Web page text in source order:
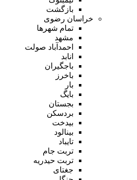
بازگشت
خراسان رضوی
تمام شهر‌ها
مشهد
احمدآباد صولت
انابد
باجگیران
باخرز
بار
بایگ
بجستان
بردسکن
بیدخت
بینالود
تایباد
تربت جام
تربت حیدریه
جغتای